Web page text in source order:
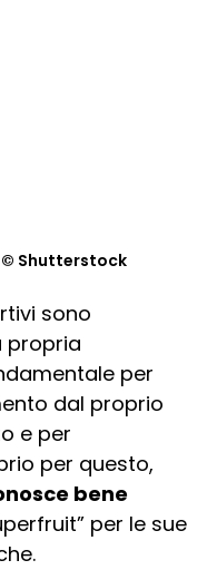
Shutterstock
sono
propria
per
dal proprio
e per
per questo,
bene
per le sue